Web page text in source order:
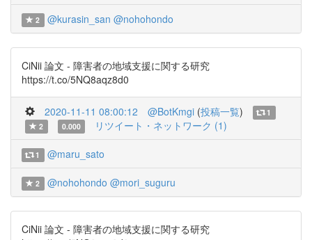
2 @kurasin_san @nohohondo
CiNii 論文 - 障害者の地域支援に関する研究
https://t.co/5NQ8aqz8d0
2020-11-11 08:00:12 @BotKmgi (投稿一覧)
1
2
0.000 リツイート・ネットワーク (1)
1 @maru_sato
2 @nohohondo @mori_suguru
CiNii 論文 - 障害者の地域支援に関する研究